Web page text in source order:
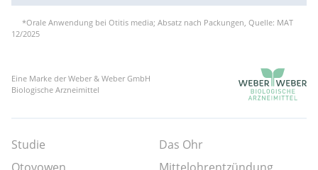
*Orale Anwendung bei Otitis media; Absatz nach Packungen, Quelle: MAT
12/2025
Eine Marke der Weber & Weber GmbH
Biologische Arzneimittel
Studie
Otovowen
Das Ohr
Mittelohrentzündung